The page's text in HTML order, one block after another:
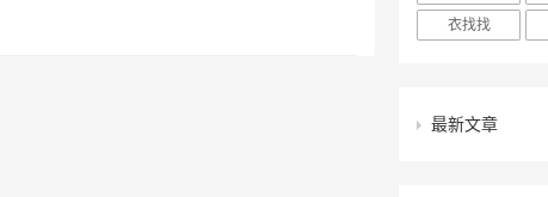
衣找找
最新文章